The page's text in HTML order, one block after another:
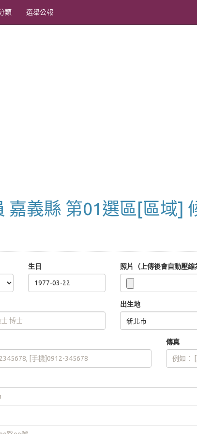
類 選舉公報
嘉義縣 第01選區[區域]
生日 照片（上傳後會自動壓縮
出生地
傳真